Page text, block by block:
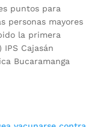
puntos para
personas mayores
la primera
IPS Cajasán
Bucaramanga